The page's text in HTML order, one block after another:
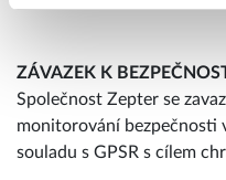
ZÁVAZEK K
Společnost Zepter se
monitorování bezpečnosti
souladu s GPSR s cílem